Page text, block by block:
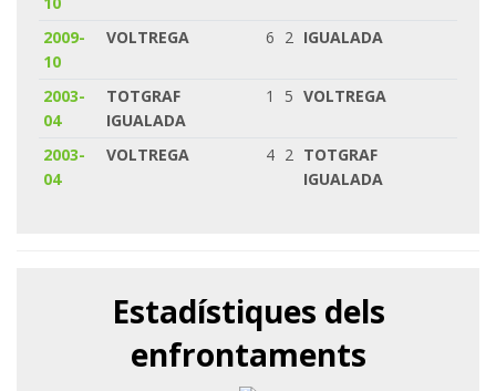
2009-
10
VOLTREGA 6 2 IGUALADA
2003-
04
TOTGRAF
IGUALADA
1 5 VOLTREGA
2003-
04
VOLTREGA 4 2 TOTGRAF
IGUALADA
Estadístiques dels
enfrontaments